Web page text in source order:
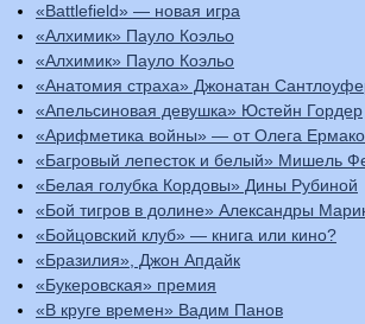
«Battlefield» — новая игра
«Алхимик» Пауло Коэльо
«Алхимик» Пауло Коэльо
«Анатомия страха» Джонатан
«Апельсиновая девушка» Юстейн Гордер
«Арифметика войны» — от Олега
«Багровый лепесток и белый» Мишель
«Белая голубка Кордовы» Дины Рубиной
«Бой тигров в долине» Александры
«Бойцовский клуб» — книга или кино?
«Бразилия», Джон Апдайк
«Букеровская» премия
«В круге времен» Вадим Панов